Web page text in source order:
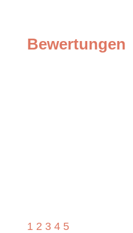
Bewertungen
1 2 3 4 5